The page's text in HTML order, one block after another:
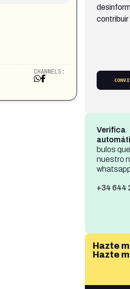
CHANNELS:
Verifica
bulos
nuestro
+34 644
Hazte
Hazte